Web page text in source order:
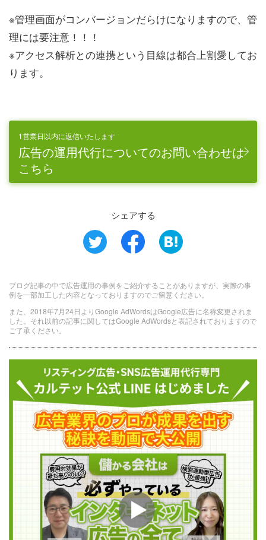
※管理画面がコンバージョンだらけになりますので、管
理には要注意！！！
※アクセス解析との連携という目線は都合上割愛してお
ります。
1営業日以内に返信いたします
広告の運用代行についてのお問い合わせは
こちら
シェアする
ブログ記事の中で広告運用の事例をご紹介することがありますが、実際の事
例を一部加工した内容となっておりますのでご留意ください。
また、2018年7月24日よりGoogle AdWordsはGoogle広告に名称変更されま
した。それ以前の記事に関してはGoogle AdWordsと表記されておりますので
ご了承ください。